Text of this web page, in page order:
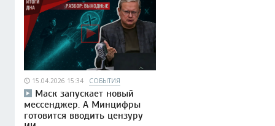
15.04.2026 15:34 СОБЫТИЯ
Маск запускает новый
мессенджер. А Минцифры
готовится вводить цензуру